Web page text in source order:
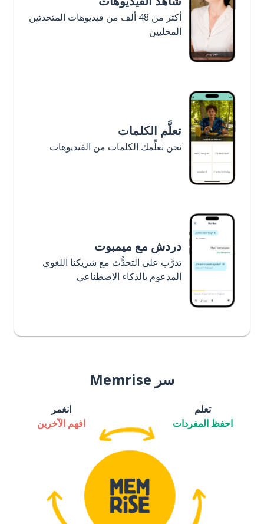
أكثر من 48 ألف من فيديوهات المتحدثين
المحليين
تعلَّم الكلمات
نحن نعلِّمك الكلمات من الفيديوهات
دردش مع ميمبوت
تدرَّب على التحدُّث مع شريكنا اللغوي
المدعوم بالذكاء الاصطناعي
سر Memrise
تعلم
احفظ المفردات
انغمر
افهم الآخرين